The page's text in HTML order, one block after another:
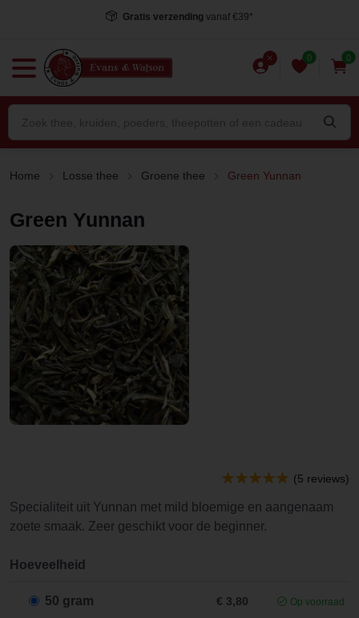
Gratis verzending vanaf €39*
0 0
Home Losse thee Groene thee Green Yunnan
Green Yunnan
(5 reviews)
Specialiteit uit Yunnan met mild bloemige en aangenaam
zoete smaak. Zeer geschikt voor de beginner.
Hoeveelheid
50 gram € 3,80 Op voorraad